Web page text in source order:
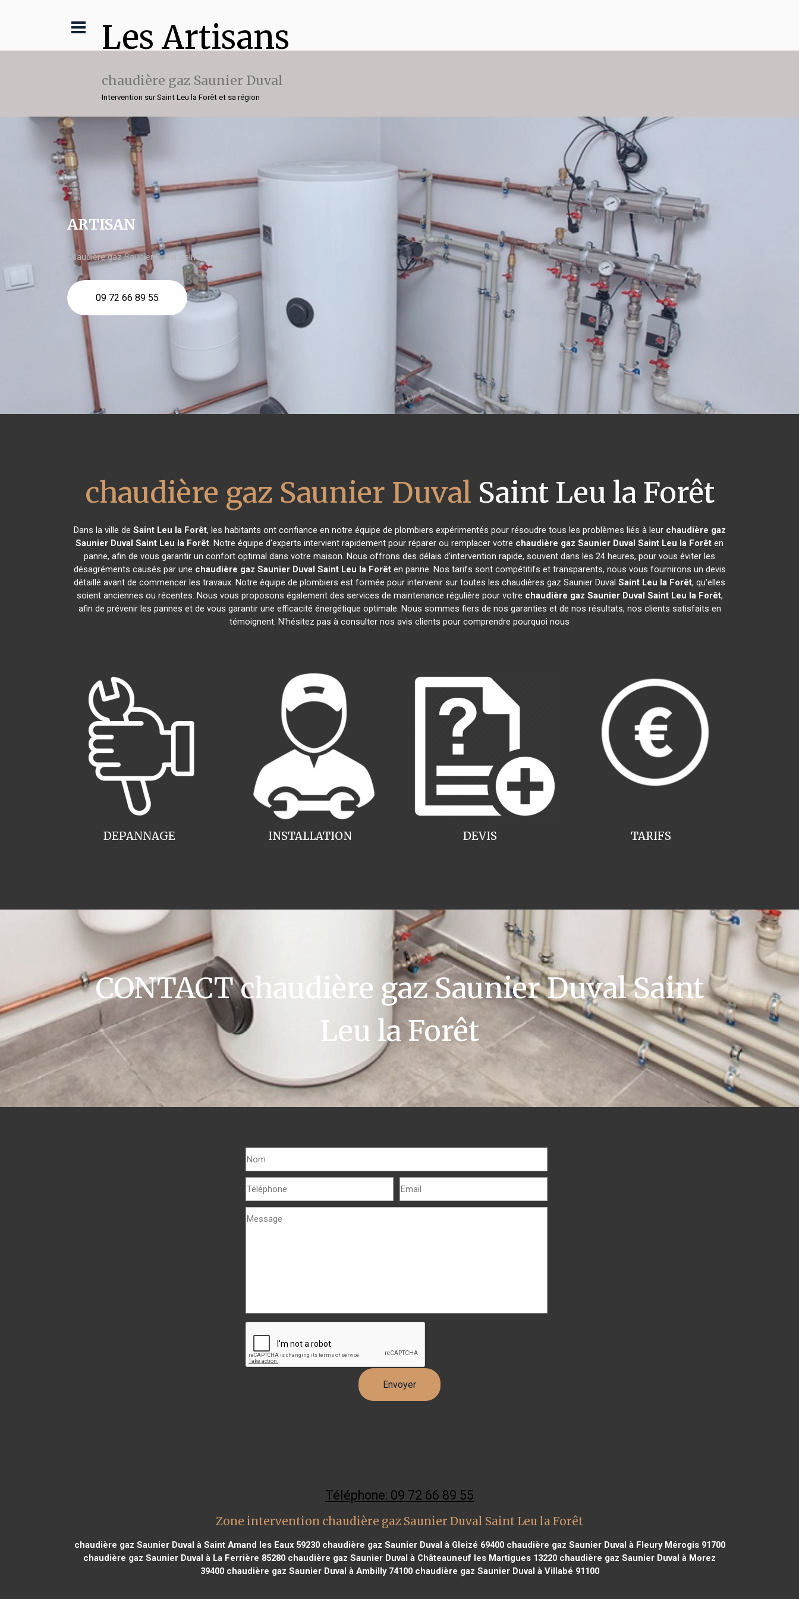
Les Artisans
chaudière gaz Saunier Duval
Intervention sur Saint Leu la Forêt et sa région
ARTISAN
chaudière gaz Saunier Duval Saint Leu la Forêt
09 72 66 89 55
chaudière gaz Saunier Duval Saint Leu la Forêt
Dans la ville de Saint Leu la Forêt, les habitants ont confiance en notre équipe de plombiers expérimentés pour résoudre tous les problèmes liés à leur chaudière gaz
Saunier Duval Saint Leu la Forêt. Notre équipe d'experts intervient rapidement pour réparer ou remplacer votre chaudière gaz Saunier Duval Saint Leu la Forêt en
panne, afin de vous garantir un confort optimal dans votre maison. Nous offrons des délais d'intervention rapide, souvent dans les 24 heures, pour vous éviter les
désagréments causés par une chaudière gaz Saunier Duval Saint Leu la Forêten panne. Nos tarifs sont compétitifs et transparents, nous vous fournirons un devis
détaillé avant de commencer les travaux. Notre équipe de plombiers est formée pour intervenir sur toutes les chaudières gaz Saunier Duval Saint Leu la Forêt, qu'elles
soient anciennes ou récentes. Nous vous proposons également des services de maintenance régulière pour votre chaudière gaz Saunier Duval Saint Leu la Forêt,
afin de prévenir les pannes et de vous garantir une efficacité énergétique optimale. Nous sommes fiers de nos garanties et de nos résultats, nos clients satisfaits en
témoignent. N'hésitez pas à consulter nos avis clients pour comprendre pourquoi nous
INSTALLATION
DEPANNAGE TARIFS
DEVIS
CONTACT chaudière gaz Saunier Duval Saint
Leu la Forêt
Téléphone: 09 72 66 89 55
Zone intervention chaudière gaz Saunier Duval Saint Leu la Forêt
chaudière gaz Saunier Duval à Saint Amand les Eaux 59230chaudière gaz Saunier Duval à Gleizé 69400chaudière gaz Saunier Duval à Fleury Mérogis 91700
chaudière gaz Saunier Duval à La Ferrière 85280 chaudière gaz Saunier Duval à Châteauneuf les Martigues 13220 chaudière gaz Saunier Duval à Morez
39400chaudière gaz Saunier Duval à Ambilly 74100chaudière gaz Saunier Duval à Villabé 91100